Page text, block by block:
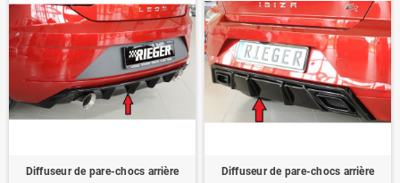
Diffuseur de pare-chocs arrière
Diffuseur de pare-chocs arrière